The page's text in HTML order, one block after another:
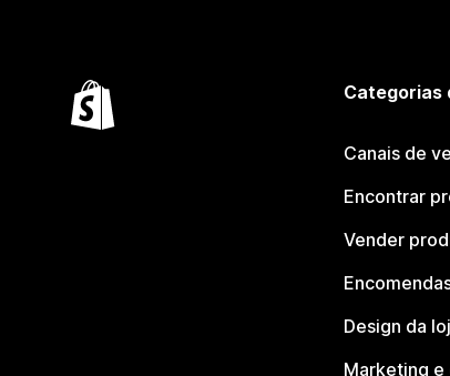
Categorias
Canais de
Encontrar
Vender
Design da
Marketing e